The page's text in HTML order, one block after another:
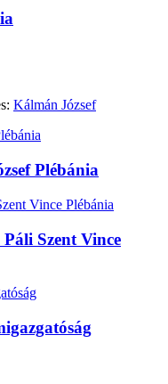
Kálmán József
Plébánia
Szent Vince